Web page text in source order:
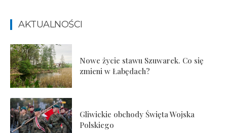
AKTUALNOŚCI
Nowe życie stawu Szuwarek. Co się
zmieni w Łabędach?
Gliwickie obchody Święta Wojska
Polskiego